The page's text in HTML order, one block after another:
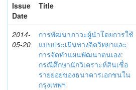
Issue
Date
Title
2014-
05-20
การพัฒนาภาวะผู้นำโดยการใช้
แบบประเมินทางจิตวิทยาและ
การจัดทำแผนพัฒนาตนเอง:
กรณีศึกษานักวิเคราะห์สินเชื่อ
รายย่อยของธนาคารเอกชนใน
กรุงเทพฯ